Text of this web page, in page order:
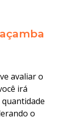
avaliar o
irá
o